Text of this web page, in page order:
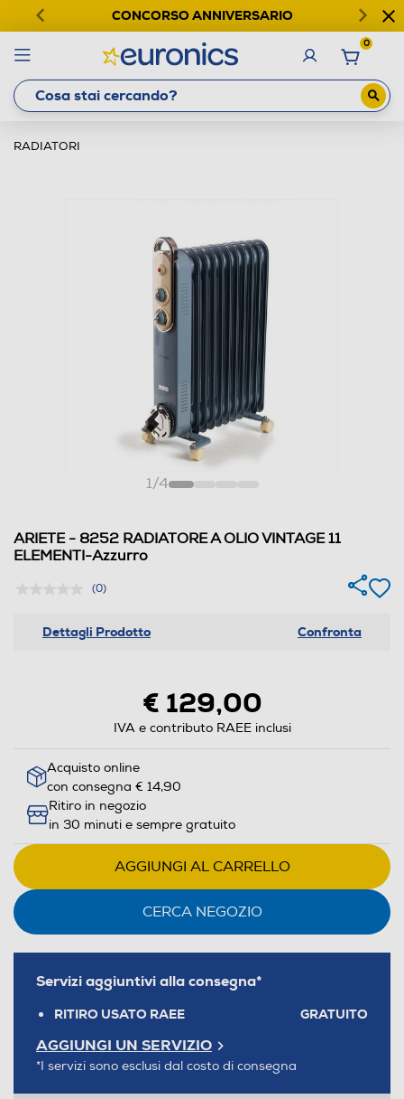
CONCORSO ANNIVERSARIO
0
RADIATORI
1/4
ARIETE - 8252 RADIATORE A OLIO VINTAGE 11
ELEMENTI-Azzurro
(0)
Dettagli Prodotto Confronta
€ 129,00
IVA e contributo RAEE inclusi
Acquisto online
con consegna € 14,90
Ritiro in negozio
in 30 minuti e sempre gratuito
AGGIUNGI AL CARRELLO
CERCA NEGOZIO
Servizi aggiuntivi alla consegna*
RITIRO USATO RAEE GRATUITO
AGGIUNGI UN SERVIZIO
*I servizi sono esclusi dal costo di consegna